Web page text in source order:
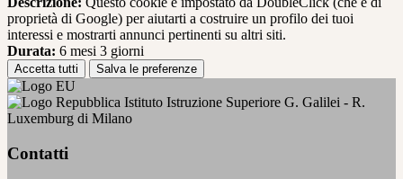
proprietà di Google) per aiutarti a costruire un profilo dei tuoi
interessi e mostrarti annunci pertinenti su altri siti.
Durata: 6 mesi 3 giorni
Accetta tutti Salva le preferenze
Istituto Istruzione Superiore G. Galilei - R.
Luxemburg di Milano
Contatti